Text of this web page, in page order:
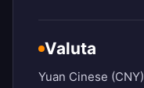
Valuta
Yuan Cinese (CNY)